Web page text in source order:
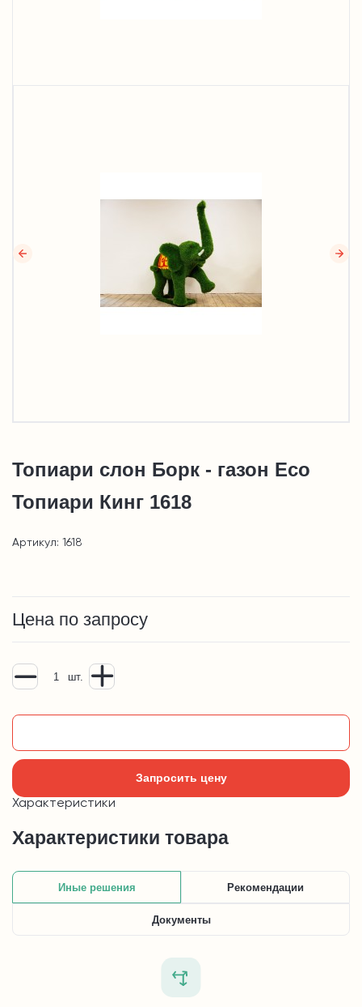
Топиари слон Борк - газон Eco
Топиари Кинг 1618
Артикул: 1618
Цена по запросу
шт.
Запросить цену
Характеристики
Характеристики товара
Иные решения Рекомендации
Документы